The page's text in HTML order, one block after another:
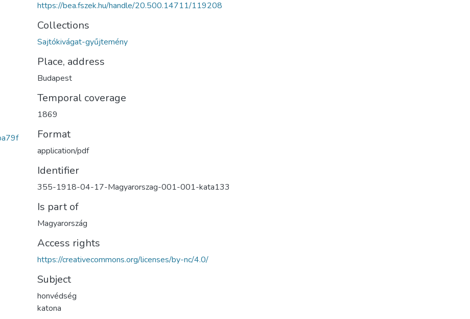
https://bea.fszek.hu/handle/20.500.14711/119208
Collections
Sajtókivágat-gyűjtemény
Place, address
Budapest
Temporal coverage
1869
Format
application/pdf
Identifier
355-1918-04-17-Magyarorszag-001-001-kata133
Is part of
Magyarország
Access rights
https://creativecommons.org/licenses/by-nc/4.0/
Subject
honvédség
katona